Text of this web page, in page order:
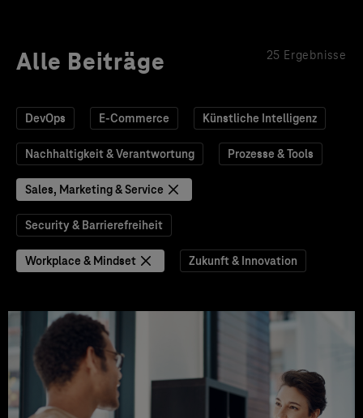
Alle Beiträge 25 Ergebnisse
DevOps E-Commerce Künstliche Intelligenz
Nachhaltigkeit & Verantwortung Prozesse & Tools
Sales, Marketing & Service
Security & Barrierefreiheit
Workplace & Mindset Zukunft & Innovation